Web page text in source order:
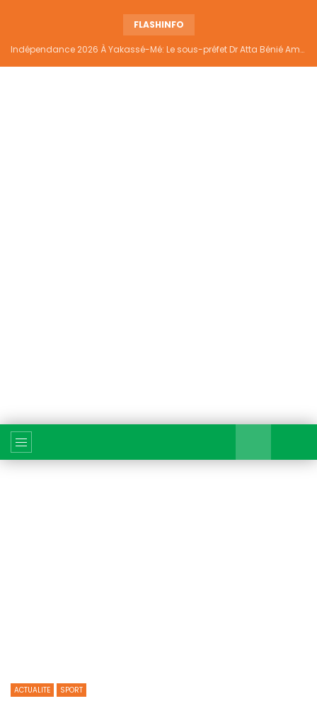
FLASHINFO
Indépendance 2026 À Yakassé-Mé: Le sous-préfet Dr Atta Bénié Amédé appelle à l’unité, à la sécurité et au développement
ACTUALITE SPORT